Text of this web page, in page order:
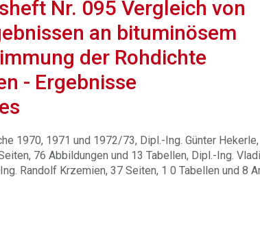
Nr. 095 Vergleich von
an bituminösem
der Rohdichte
- Ergebnisse
1970, 1971 und 1972/73, Dipl.-Ing. Günter
76 Abbildungen und 13 Tabellen, Dipl.-Ing.
Randolf Krzemien, 37 Seiten, 1 0 Tabellen und 8